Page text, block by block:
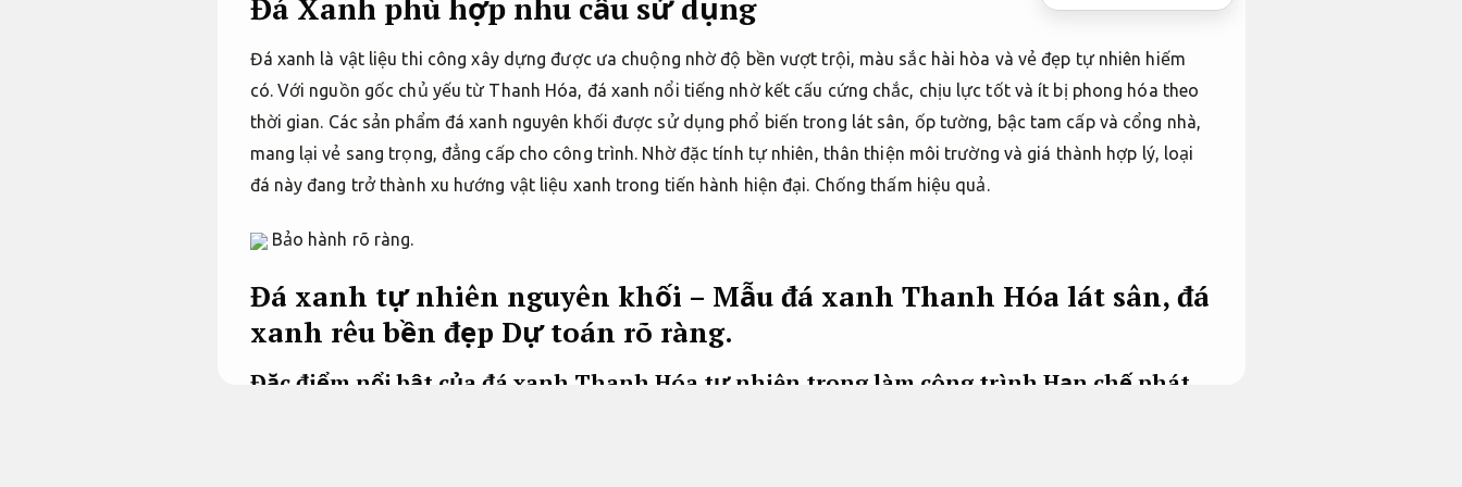
Đá Xanh phù hợp nhu cầu sử dụng
Đá xanh là vật liệu thi công xây dựng được ưa chuộng nhờ độ bền vượt trội, màu sắc hài hòa và vẻ đẹp tự nhiên hiếm
có. Với nguồn gốc chủ yếu từ Thanh Hóa, đá xanh nổi tiếng nhờ kết cấu cứng chắc, chịu lực tốt và ít bị phong hóa theo
thời gian. Các sản phẩm đá xanh nguyên khối được sử dụng phổ biến trong lát sân, ốp tường, bậc tam cấp và cổng nhà,
mang lại vẻ sang trọng, đẳng cấp cho công trình. Nhờ đặc tính tự nhiên, thân thiện môi trường và giá thành hợp lý, loại
đá này đang trở thành xu hướng vật liệu xanh trong tiến hành hiện đại. Chống thấm hiệu quả.
Bảo hành rõ ràng.
Đá xanh tự nhiên nguyên khối – Mẫu đá xanh Thanh Hóa lát sân, đá
xanh rêu bền đẹp Dự toán rõ ràng.
Đặc điểm nổi bật của đá xanh Thanh Hóa tự nhiên trong làm công trình Hạn chế phát